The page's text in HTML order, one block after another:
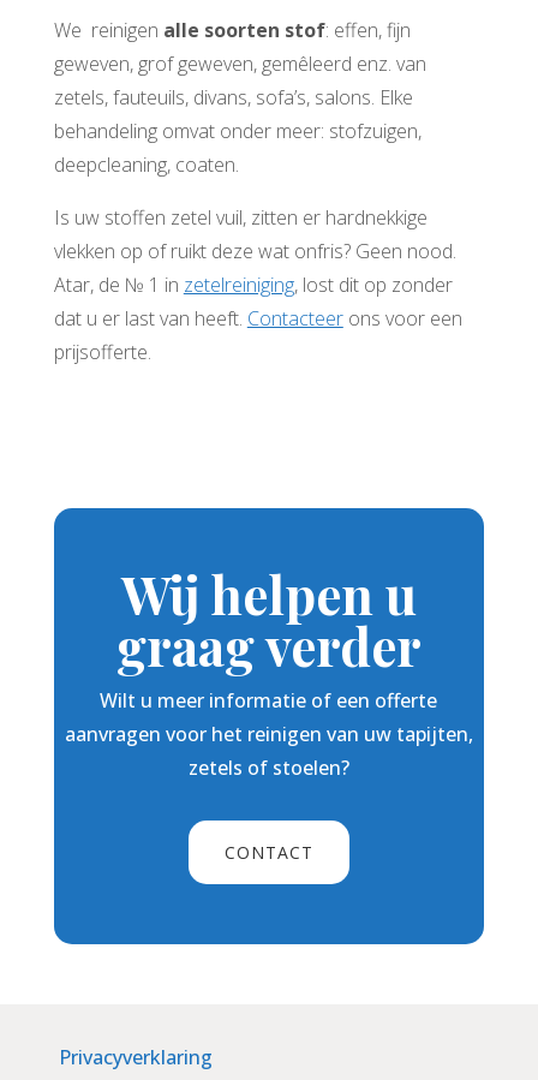
We reinigen alle soorten stof: effen, fijn
geweven, grof geweven, gemêleerd enz. van
zetels, fauteuils, divans, sofa’s, salons. Elke
behandeling omvat onder meer: stofzuigen,
deepcleaning, coaten.
Is uw stoffen zetel vuil, zitten er hardnekkige
vlekken op of ruikt deze wat onfris? Geen nood.
Atar, de № 1 in zetelreiniging, lost dit op zonder
dat u er last van heeft. Contacteerons voor een
prijsofferte.
Wij helpen u
graag verder
Wilt u meer informatie of een offerte
aanvragen voor het reinigen van uw tapijten,
zetels of stoelen?
CONTACT
Privacyverklaring